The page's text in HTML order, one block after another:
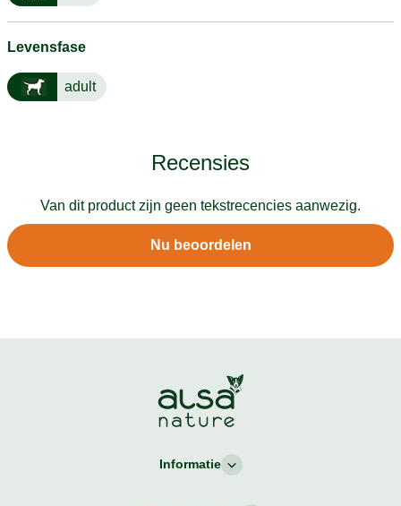
Levensfase
adult
Recensies
Van dit product zijn geen tekstrecencies aanwezig.
Nu beoordelen
Informatie